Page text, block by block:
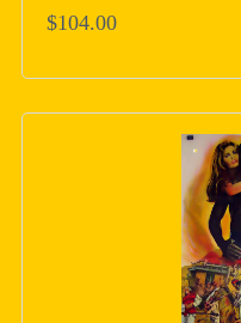
$104.00